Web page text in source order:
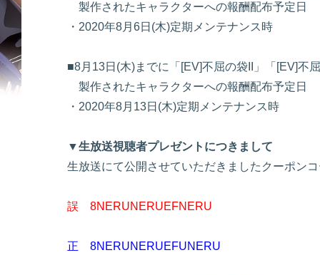
製作されたキャラクターへの報酬配布予定日
・2020年8月6日(木)定期メンテナンス時
■8月13日(木)までに「[EV]不屈の袋II」「[EV]不
製作されたキャラクターへの報酬配布予定日
・2020年8月13日(木)定期メンテナンス時
▼生放送視聴者プレゼントにつきまして
生放送にて公開させていただきましたクーポン
誤 8NERUNERUEFNERU
正 8NERUNERUEFUNERU